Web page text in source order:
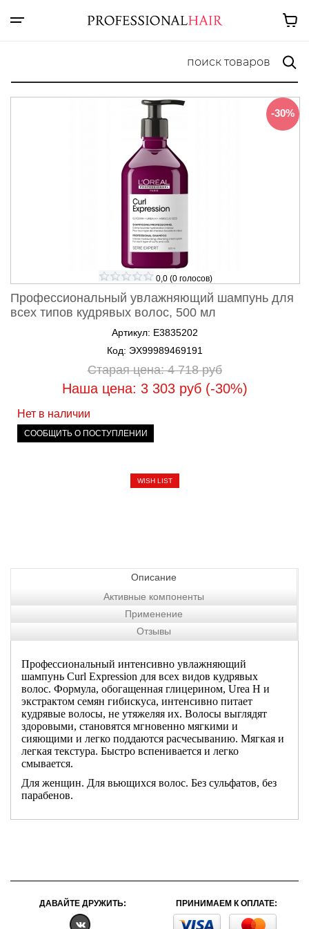
-30%
0,0(0голосов)
Профессиональный увлажняющий шампунь для
всех типов кудрявых волос, 500 мл
Артикул: E3835202
Код: ЭХ99989469191
Старая цена: 4 718руб
Наша цена: 3 303 руб (-30%)
Нет в наличии
СООБЩИТЬ О ПОСТУПЛЕНИИ
WISH LIST
Описание
Активные компоненты
Применение
Отзывы
Профессиональный интенсивно увлажняющий
шампунь Curl Expression для всех видов кудрявых
волос. Формула, обогащенная глицерином, Urea H и
экстрактом семян гибискуса, интенсивно питает
кудрявые волосы, не утяжеляя их. Волосы выглядят
здоровыми, становятся мгновенно мягкими и
сияющими и легко поддаются расчесыванию. Мягкая и
легкая текстура. Быстро вспенивается и легко
смывается.
Для женщин. Для вьющихся волос. Без сульфатов, без
парабенов.
ДАВАЙТЕ ДРУЖИТЬ: ПРИНИМАЕМ К ОПЛАТЕ: